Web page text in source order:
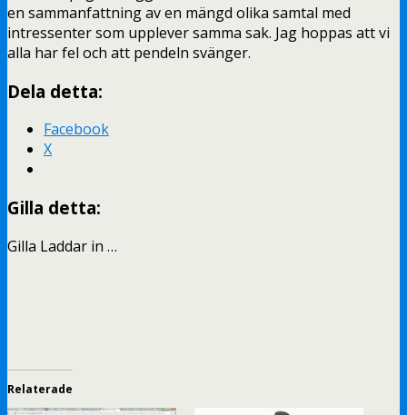
en sammanfattning av en mängd olika samtal med
intressenter som upplever samma sak. Jag hoppas att vi
alla har fel och att pendeln svänger.
Dela detta:
Facebook
X
Gilla detta:
Gilla Laddar in …
Relaterade